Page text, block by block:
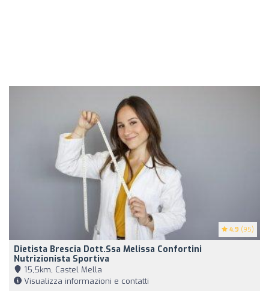
4.9 (95)
Dietista Brescia Dott.ssa Melissa Confortini
Nutrizionista Sportiva
15,5km, Castel Mella
Visualizza informazioni e contatti